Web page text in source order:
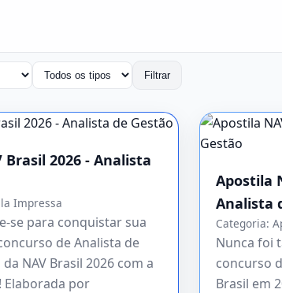
Filtrar
Brasil 2026 - Analista
Impressa
se para conquistar sua
de Analista de
NAV Brasil 2026 com a
Elaborada por
Apostila
Analista
Categoria:
Nunca foi
concurso
Brasil em